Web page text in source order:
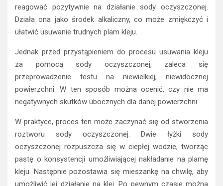
reagować pozytywnie na działanie sody oczyszczonej.
Działa ona jako środek alkaliczny, co może zmiękczyć i
ułatwić usuwanie trudnych plam kleju.
Jednak przed przystąpieniem do procesu usuwania kleju
za pomocą sody oczyszczonej, zaleca się
przeprowadzenie testu na niewielkiej, niewidocznej
powierzchni. W ten sposób można ocenić, czy nie ma
negatywnych skutków ubocznych dla danej powierzchni.
W praktyce, proces ten może zaczynać się od stworzenia
roztworu sody oczyszczonej. Dwie łyżki sody
oczyszczonej rozpuszcza się w ciepłej wodzie, tworząc
pastę o konsystencji umożliwiającej nakładanie na plamę
kleju. Następnie pozostawia się mieszankę na chwilę, aby
umożliwić jej działanie na klej. Po pewnym czasie można